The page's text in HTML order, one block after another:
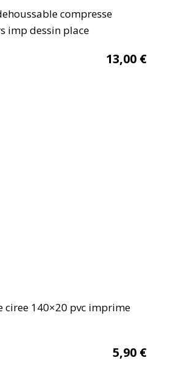
compresse
imp dessin place
13,00 €
ciree 140×20 pvc imprime
5,90 €